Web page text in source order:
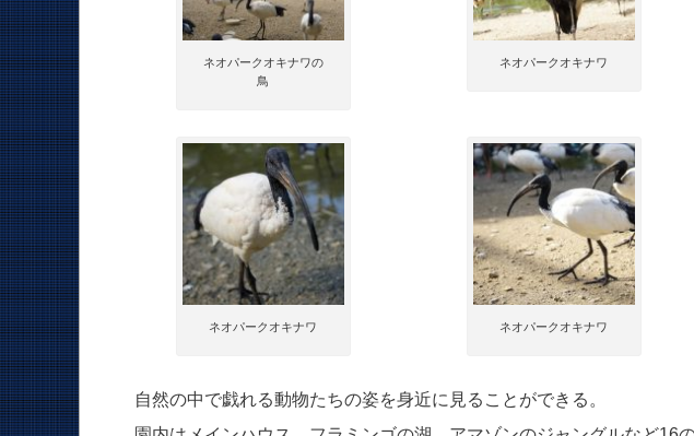
ネオパークオキナワの
鳥
ネオパークオキナワ
ネオパークオキナワ ネオパークオキナワ
自然の中で戯れる動物たちの姿を身近に見ることができる。